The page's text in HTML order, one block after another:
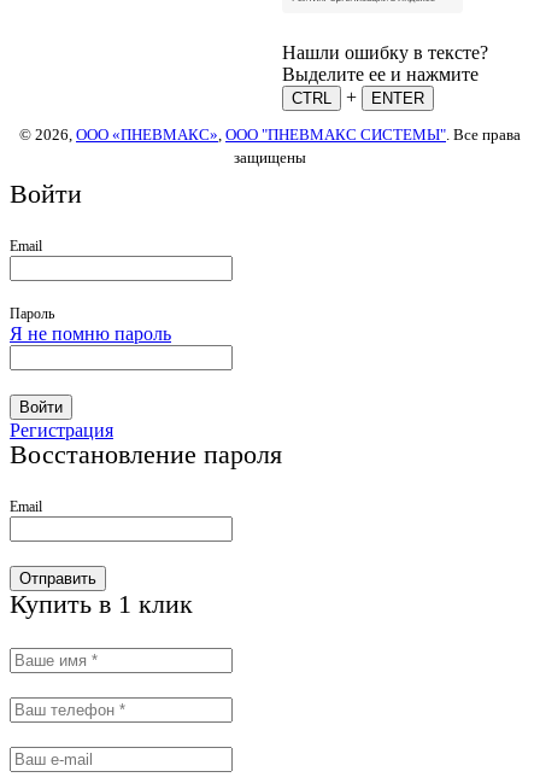
Нашли ошибку в тексте?
Выделите ее и нажмите
CTRL +
ENTER
© 2026, ООО «ПНЕВМАКС» ООО "ПНЕВМАКС СИСТЕМЫ" . Все права
защищены
Войти
Email
Пароль
Я не помню пароль
Войти
Регистрация
Восстановление пароля
Email
Отправить
Купить в 1 клик